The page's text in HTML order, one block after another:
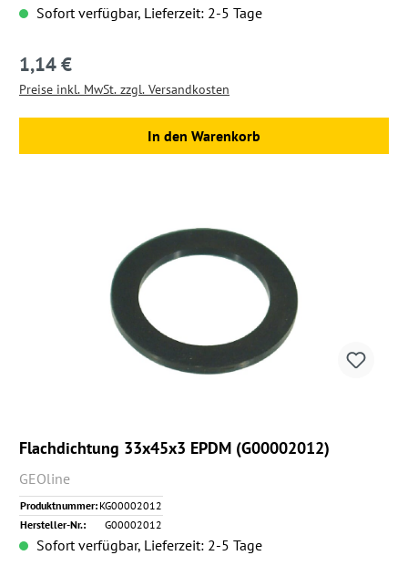
Sofort verfügbar, Lieferzeit: 2-5 Tage
Regulärer Preis:
1,14 €
Preise inkl. MwSt. zzgl. Versandkosten
In den Warenkorb
Flachdichtung 33x45x3 EPDM (G00002012)
GEOline
Produktnummer: KG00002012
Hersteller-Nr.:
G00002012
Sofort verfügbar, Lieferzeit: 2-5 Tage